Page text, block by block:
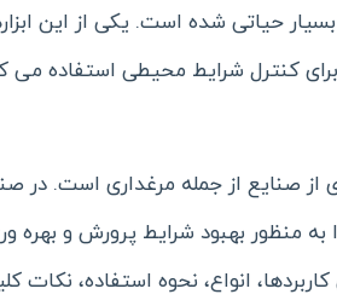
حیاتی شده است. یکی از این
کنترل شرایط محیطی استفاده
از صنایع از جمله مرغداری است. در
منظور بهبود شرایط پرورش و بهره
انواع، نحوه استفاده، نکات